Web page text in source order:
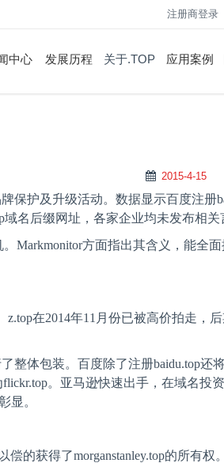
注册商登录
中心 发展历程 关于.TOP 应用案例
2015-4-15
保护及升级活动。数据显示百度注册
域名后缀网址，各家企业均未发布相关
Markmonitor方面指出其含义，能全
z.top在2014年11 月份已被高价拍走，
整体包装。百度除了注册baidu.top还
flickr.top。亚马逊快速出手，在域名投
显。
偿的获得了morganstanley.top的所有权